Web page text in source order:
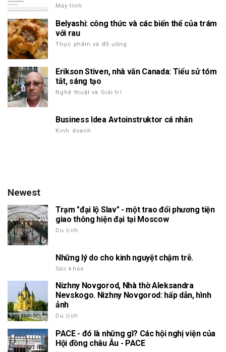
Máy tính
Belyashi: công thức và các biến thể của trám
với rau
Thực phẩm và đồ uống
Erikson Stiven, nhà văn Canada: Tiểu sử tóm
tắt, sáng tạo
Nghệ thuật và Giải trí
Business Idea Avtoinstruktor cá nhân
Kinh doanh
Newest
Trạm "đại lộ Slav" - một trao đổi phương tiện
giao thông hiện đại tại Moscow
Du lịch
Những lý do cho kinh nguyệt chậm trễ.
Sức khỏe
Nizhny Novgorod, Nhà thờ Aleksandra
Nevskogo. Nizhny Novgorod: hấp dẫn, hình
ảnh
Du lịch
PACE - đó là những gì? Các hội nghị viện của
Hội đồng châu Âu - PACE